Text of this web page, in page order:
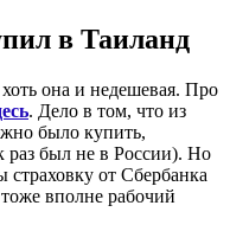
в Таиланд
хоть она и недешевая. Про
. Дело в том, что из
было купить,
раз был не в России). Но
от Сбербанка
вполне рабочий